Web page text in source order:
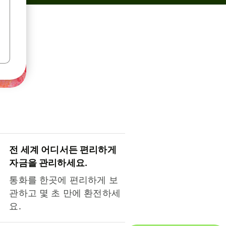
전 세계 어디서든 편리하게
자금을 관리하세요.
통화를 한곳에 편리하게 보
관하고 몇 초 만에 환전하세
요.